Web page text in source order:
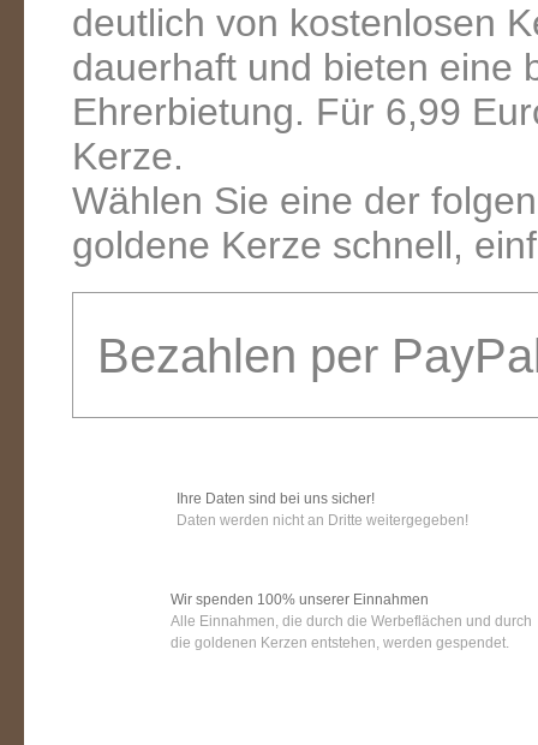
deutlich von kostenlosen
dauerhaft und bieten eine
Ehrerbietung. Für 6,99
Kerze.
Wählen Sie eine der
goldene Kerze schnell,
Bezahlen per
Ihre Daten sind bei uns sicher!
Daten werden nicht an Dritte weitergegeben!
Wir spenden 100% unserer Einnahmen
Alle Einnahmen, die durch die Werbeflächen und durch
die goldenen Kerzen entstehen, werden gespendet.